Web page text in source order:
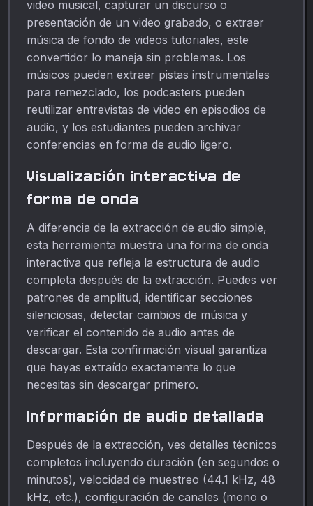
video musical, capturar un discurso o
presentación de un video grabado, o extraer
música de fondo de videos tutoriales, este
convertidor lo maneja sin problemas. Los
músicos pueden extraer pistas instrumentales
para remezclado, los podcasters pueden
reutilizar entrevistas de video en episodios de
audio, y los estudiantes pueden archivar
conferencias en forma de audio ligero.
Visualización interactiva de
forma de onda
A diferencia de la extracción de audio simple,
esta herramienta muestra una forma de onda
interactiva que refleja la estructura de audio
completa después de la extracción. Puedes ver
patrones de amplitud, identificar secciones
silenciosas, detectar cambios de música y
verificar el contenido de audio antes de
descargar. Esta confirmación visual garantiza
que hayas extraído exactamente lo que
necesitas sin descargar primero.
Información de audio detallada
Después de la extracción, ves detalles técnicos
completos incluyendo duración (en segundos o
minutos), velocidad de muestreo (44.1 kHz, 48
kHz, etc.), configuración de canales (mono o